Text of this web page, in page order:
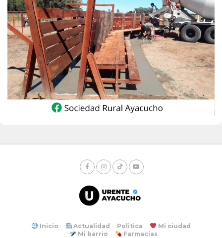
Inicio Actualidad Politica
Mi ciudad
Mi barrio
Farmacias